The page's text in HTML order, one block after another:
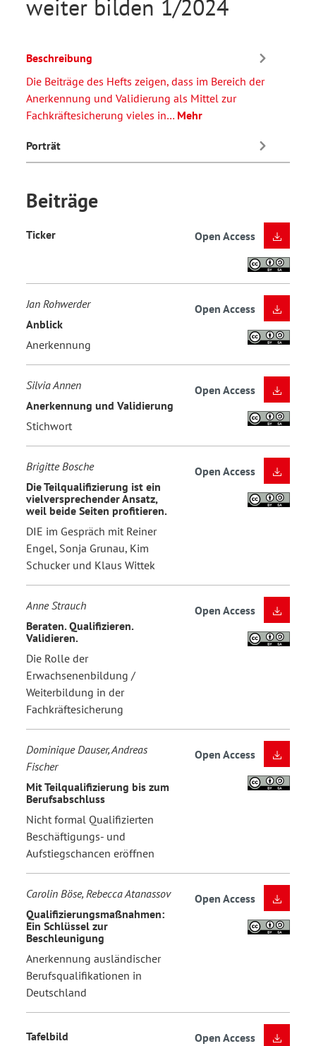
weiter bilden 1/2024
Beschreibung
Die Beiträge des Hefts zeigen, dass im Bereich der
Anerkennung und Validierung als Mittel zur
Fachkräftesicherung vieles in… Mehr
Porträt
Beiträge
Ticker Open Access
Jan Rohwerder
Anblick
Anerkennung
Open Access
Silvia Annen
Anerkennung und Validierung
Stichwort
Open Access
Brigitte Bosche
Die Teilqualifizierung ist ein
vielversprechender Ansatz,
weil beide Seiten profitieren.
DIE im Gespräch mit Reiner
Engel, Sonja Grunau, Kim
Schucker und Klaus Wittek
Open Access
Anne Strauch
Beraten. Qualifizieren.
Validieren.
Die Rolle der
Erwachsenenbildung /
Weiterbildung in der
Fachkräftesicherung
Open Access
Dominique Dauser, Andreas
Fischer
Mit Teilqualifizierung bis zum
Berufsabschluss
Nicht formal Qualifizierten
Beschäftigungs- und
Aufstiegschancen eröffnen
Open Access
Carolin Böse, Rebecca Atanassov
Qualifizierungsmaßnahmen:
Ein Schlüssel zur
Beschleunigung
Anerkennung ausländischer
Berufsqualifikationen in
Deutschland
Open Access
Tafelbild
Open Access